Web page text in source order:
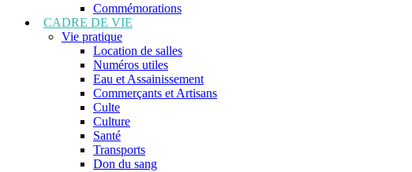
Commémorations
CADRE DE VIE
Vie pratique
Location de salles
Numéros utiles
Eau et Assainissement
Commerçants et Artisans
Culte
Culture
Santé
Transports
Don du sang